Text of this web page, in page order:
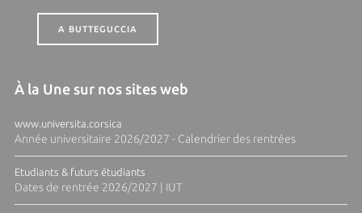
A BUTTEGUCCIA
À la Une sur nos sites web
www.universita.corsica
Année universitaire 2026/2027 - Calendrier des rentrées
Etudiants & futurs étudiants
Dates de rentrée 2026/2027 | IUT